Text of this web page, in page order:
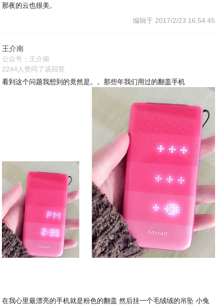
那夜的云也很美。
编辑于 2017/2/23 16:54:45
王介南
公众号：王介南
2244人赞同了该回答
看到这个问题我想到的竟然是。。那些年我们用过的翻盖手机
在我心里最漂亮的手机就是粉色的翻盖 然后挂一个毛绒绒的吊坠 小兔